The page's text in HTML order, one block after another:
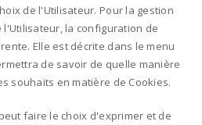
de l'Utilisateur. Pour la gestion
l'Utilisateur, la configuration de
Elle est décrite dans le menu
de savoir de quelle manière
souhaits en matière de Cookies.
faire le choix d'exprimer et de